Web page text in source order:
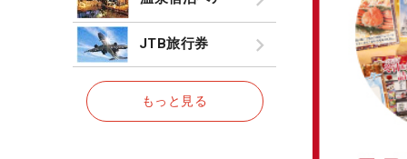
JTB旅行券
もっと見る